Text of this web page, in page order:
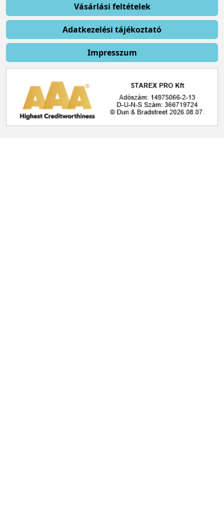
Vásárlási feltételek
Adatkezelési tájékoztató
Impresszum